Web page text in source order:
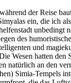
der Reise
ein, die ich
unbedingt
des
und
Wesen hatten den
natürlich an den
Simia-Tempels